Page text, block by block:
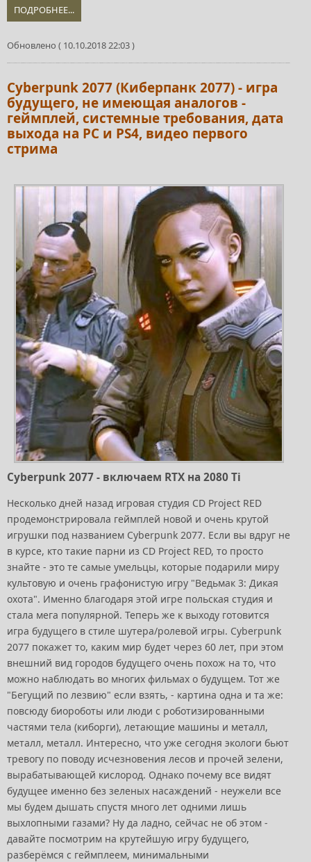
ПОДРОБНЕЕ...
Обновлено ( 10.10.2018 22:03 )
Cyberpunk 2077 (Киберпанк 2077) - игра
будущего, не имеющая аналогов -
геймплей, системные требования, дата
выхода на PC и PS4, видео первого
стрима
Cyberpunk 2077 - включаем RTX на 2080 Ti
Несколько дней назад игровая студия CD Project RED
продемонстрировала геймплей новой и очень крутой
игрушки под названием Cyberpunk 2077. Если вы вдруг не
в курсе, кто такие парни из CD Project RED, то просто
знайте - это те самые умельцы, которые подарили миру
культовую и очень графонистую игру "Ведьмак 3: Дикая
охота". Именно благодаря этой игре польская студия и
стала мега популярной. Теперь же к выходу готовится
игра будущего в стиле шутера/ролевой игры. Cyberpunk
2077 покажет то, каким мир будет через 60 лет, при этом
внешний вид городов будущего очень похож на то, что
можно наблюдать во многих фильмах о будущем. Тот же
"Бегущий по лезвию" если взять, - картина одна и та же:
повсюду биороботы или люди с роботизированными
частями тела (киборги), летающие машины и металл,
металл, металл. Интересно, что уже сегодня экологи бьют
тревогу по поводу исчезновения лесов и прочей зелени,
вырабатывающей кислород. Однако почему все видят
будущее именно без зеленых насаждений - неужели все
мы будем дышать спустя много лет одними лишь
выхлопными газами? Ну да ладно, сейчас не об этом -
давайте посмотрим на крутейшую игру будущего,
разберёмся с геймплеем, минимальными